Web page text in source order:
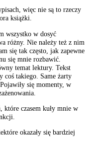
więc nie są to rzeczy
książki.
wszystko w dosyć
różny. Nie należy też z nim
się tak często, jak zapewne
się mnie rozbawić.
temat lektury. Tekst
coś takiego. Same żarty
się momenty, w
które czasem kuły mnie w
okazały się bardziej